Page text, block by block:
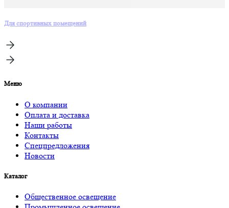
Для спортивных помещений
Меню
О компании
Оплата и доставка
Наши работы
Контакты
Спецпредложения
Новости
Каталог
Общественное освещение